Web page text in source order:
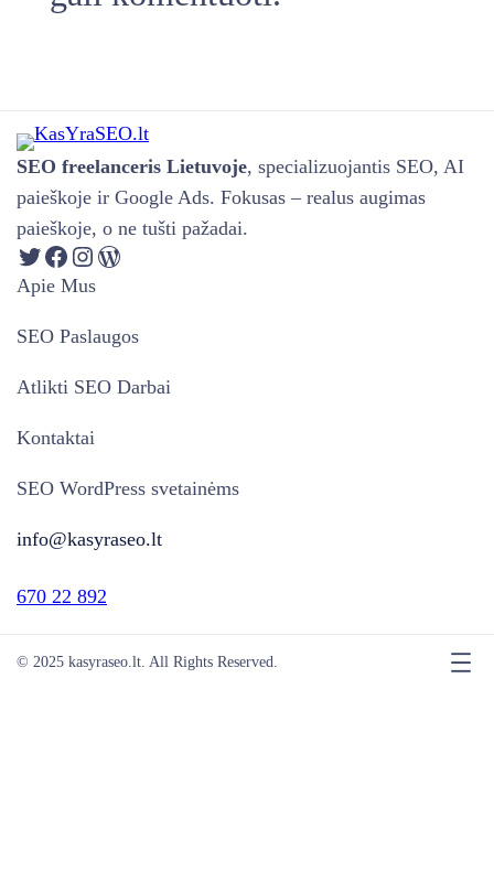
SEO freelanceris Lietuvoje, specializuojantis SEO, AI
paieškoje ir Google Ads. Fokusas – realus augimas
paieškoje, o ne tušti pažadai.
Apie Mus
SEO Paslaugos
Atlikti SEO Darbai
Kontaktai
SEO WordPress svetainėms
info@kasyraseo.lt
670 22 892
© 2025 kasyraseo.lt. All Rights Reserved.